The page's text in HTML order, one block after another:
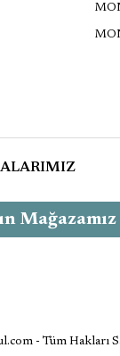
Mağazamız
- Tüm Hakları